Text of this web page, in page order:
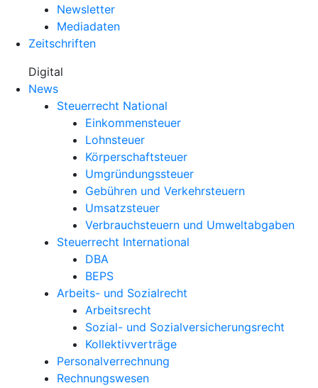
Newsletter
Mediadaten
Zeitschriften
Digital
News
Steuerrecht National
Einkommensteuer
Lohnsteuer
Körperschaftsteuer
Umgründungssteuer
Gebühren und Verkehrsteuern
Umsatzsteuer
Verbrauchsteuern und Umweltabgaben
Steuerrecht International
DBA
BEPS
Arbeits- und Sozialrecht
Arbeitsrecht
Sozial- und Sozialversicherungsrecht
Kollektivverträge
Personalverrechnung
Rechnungswesen